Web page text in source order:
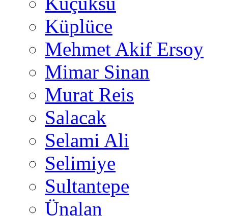
Küplüce
Mehmet Akif Ersoy
Mimar Sinan
Murat Reis
Salacak
Selami Ali
Selimiye
Sultantepe
Ünalan